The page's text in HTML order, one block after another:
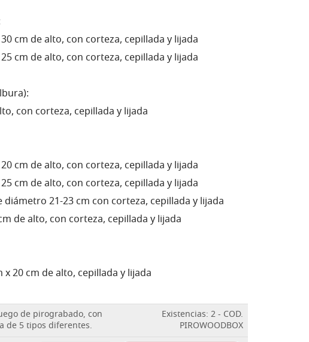
cm de alto, con corteza, cepillada y lijada
cm de alto, con corteza, cepillada y lijada
con corteza, cepillada y lijada
cm de alto, con corteza, cepillada y lijada
cm de alto, con corteza, cepillada y lijada
diámetro 21-23 cm con corteza, cepillada y lijada
de alto, con corteza, cepillada y lijada
x 20 cm de alto, cepillada y lijada
de pirograbado, con
de 5 tipos diferentes.
Existencias: 2 - COD.
PIROWOODBOX